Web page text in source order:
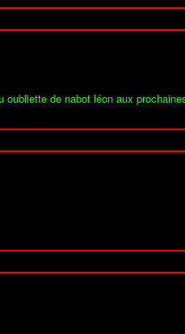
de nabot léon aux